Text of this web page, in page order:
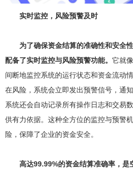
实时监控，风险预警及时
为了确保资金结算的准确性和安全
配备了实时监控与风险预警功能。 它就
间断地监控系统的运行状态和资金流动
在风险，系统会立即发出预警信号，通
系统还会自动记录所有操作日志和交易
供有力依据。这种全方位的监控与预警
险，保障了企业的资金安全。
高达99.99%的资金结算准确率，